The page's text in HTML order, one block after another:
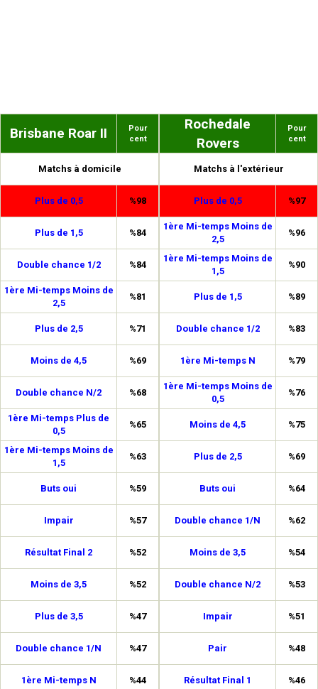
Brisbane Roar II
Pour
cent
Matchs à domicile
Plus de 0,5 %98
Plus de 1,5 %84
Double chance 1/2 %84
1ère Mi-temps Moins de
2,5
%81
Plus de 2,5 %71
Moins de 4,5 %69
Double chance N/2 %68
1ère Mi-temps Plus de
0,5
%65
1ère Mi-temps Moins de
1,5
%63
Buts oui %59
Impair %57
Résultat Final 2 %52
Moins de 3,5 %52
Plus de 3,5 %47
Double chance 1/N %47
1ère Mi-temps N %44
Rochedale
Rovers
Pour
cent
Matchs à l'extérieur
Plus de 0,5 %97
1ère Mi-temps Moins de
2,5
%96
1ère Mi-temps Moins de
1,5
%90
Plus de 1,5 %89
Double chance 1/2 %83
1ère Mi-temps N %79
1ère Mi-temps Moins de
0,5
%76
Moins de 4,5 %75
Plus de 2,5 %69
Buts oui %64
Double chance 1/N %62
Moins de 3,5 %54
Double chance N/2 %53
Impair %51
Pair %48
Résultat Final 1 %46